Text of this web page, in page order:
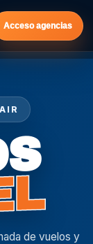
Acceso agencias
de vuelos y